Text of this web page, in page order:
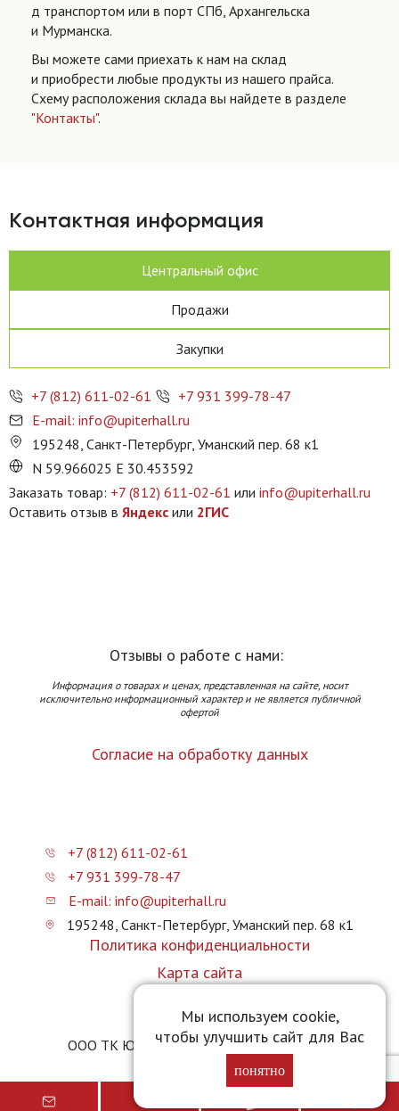
д транспортом или в порт СПб, Архангельска
и Мурманска.
Вы можете сами приехать к нам на склад
и приобрести любые продукты из нашего прайса.
Схему расположения склада вы найдете в разделе
"Контакты".
Мы используем cookie,
чтобы улучшить сайт для Вас
понятно
Контактная информация
Центральный офис
Продажи
Закупки
+7 (812) 611-02-61
+7 931 399-78-47
E-mail: info@upiterhall.ru
195248, Санкт-Петербург, Уманский пер. 68 к1
N 59.966025 E 30.453592
Заказать товар: +7 (812) 611-02-61 или info@upiterhall.ru
Оставить отзыв в Яндекс или 2ГИС
Отзывы о работе с нами:
Информация о товарах и ценах, представленная на сайте, носит
исключительно информационный характер и не является публичной
офертой
Согласие на обработку данных
+7 (812) 611-02-61
+7 931 399-78-47
E-mail: info@upiterhall.ru
195248, Санкт-Петербург, Уманский пер. 68 к1
Политика конфиденциальности
Карта сайта
ООО ТК Юпитер Холл © 2026 upiterhall.ru